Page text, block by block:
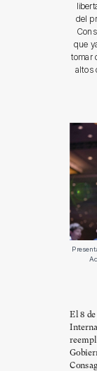
del
que
tomar
altos
El 8